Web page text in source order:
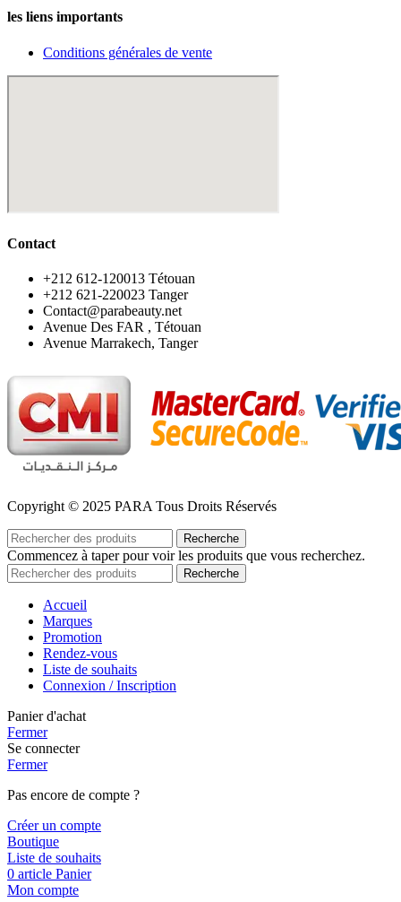
les liens importants
Conditions générales de vente
Contact
‪+212 612-120013 Tétouan
‪+212 621-220023 Tanger
Contact@parabeauty.net
Avenue Des FAR , Tétouan
Avenue Marrakech, Tanger
Copyright © 2025 PARA Tous Droits Réservés
Recherche
Commencez à taper pour voir les produits que vous recherchez.
Recherche
Accueil
Marques
Promotion
Rendez-vous
Liste de souhaits
Connexion / Inscription
Panier d'achat
Fermer
Se connecter
Fermer
Pas encore de compte ?
Créer un compte
Boutique
Liste de souhaits
0 article Panier
Mon compte